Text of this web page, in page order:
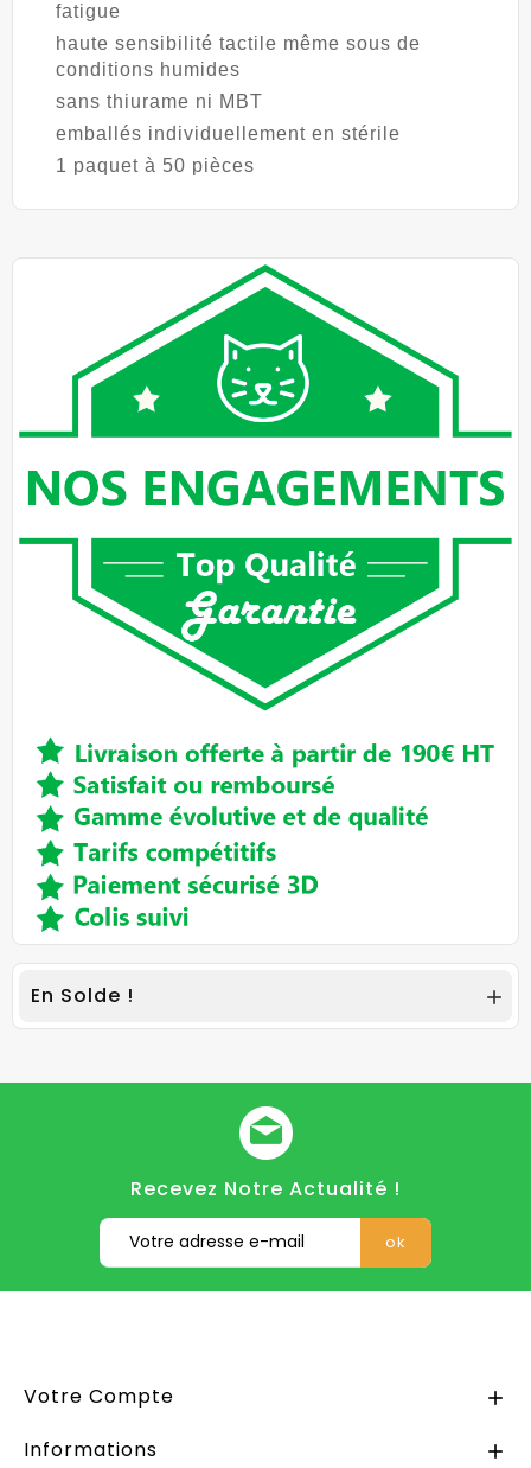
fatigue
haute sensibilité tactile même sous de
conditions humides
sans thiurame ni MBT
emballés individuellement en stérile
1 paquet à 50 pièces
En Solde ! 
Recevez Notre Actualité !
Votre Compte 
Informations 